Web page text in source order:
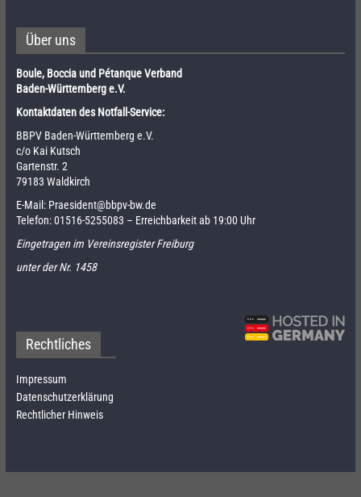
Über uns
Boule, Boccia und Pétanque Verband
Baden-Württemberg e.V.
Kontaktdaten des Notfall-Service:
BBPV Baden-Württemberg e.V.
c/o Kai Kutsch
Gartenstr. 2
79183 Waldkirch
E-Mail: Praesident@bbpv-bw.de
Telefon:01516-5255083 – Erreichbarkeit ab 19:00 Uhr
Eingetragen im Vereinsregister Freiburg
unter der Nr. 1458
Rechtliches
Impressum
Datenschutzerklärung
Rechtlicher Hinweis